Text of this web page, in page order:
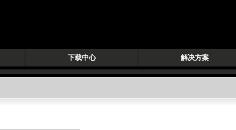
下载中心 解决方案